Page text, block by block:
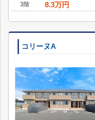
3階
8.3万円
コリーヌA